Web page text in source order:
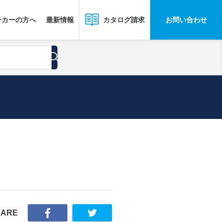
ーの方へ 最新情報 カタログ請求 お問い合わせ